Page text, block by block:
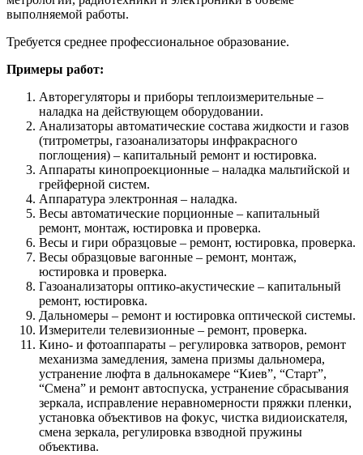
выполняемой работы.
Требуется среднее профессиональное образование.
Примеры работ:
Авторегуляторы и приборы теплоизмерительные –
наладка на действующем оборудовании.
Анализаторы автоматические состава жидкости и газов
(титрометры, газоанализаторы инфракрасного
поглощения) – капитальный ремонт и юстировка.
Аппараты кинопроекционные – наладка мальтийской и
грейферной систем.
Аппаратура электронная – наладка.
Весы автоматические порционные – капитальный
ремонт, монтаж, юстировка и проверка.
Весы и гири образцовые – ремонт, юстировка, проверка.
Весы образцовые вагонные – ремонт, монтаж,
юстировка и проверка.
Газоанализаторы оптико-акустические – капитальный
ремонт, юстировка.
Дальномеры – ремонт и юстировка оптической системы.
Измерители телевизионные – ремонт, проверка.
Кино- и фотоаппараты – регулировка затворов, ремонт
механизма замедления, замена призмы дальномера,
устранение люфта в дальнокамере “Киев”, “Старт”,
“Смена” и ремонт автоспуска, устранение сбрасывания
зеркала, исправление неравномерности пряжки пленки,
установка объективов на фокус, чистка видиоискателя,
смена зеркала, регулировка взводной пружины
объектива.